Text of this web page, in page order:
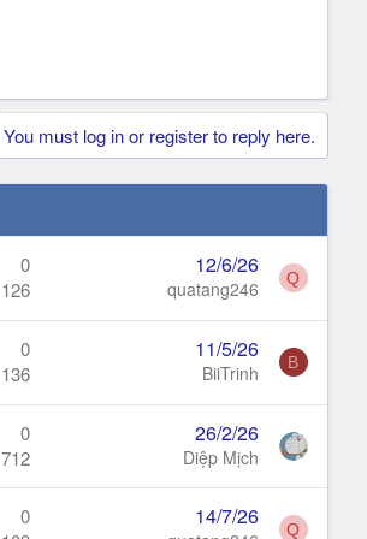
You must log in or register to reply here.
0
126
12/6/26
quatang246 Q
0
136
11/5/26
BiiTrinh B
0
712
26/2/26
Diệp Mịch
0
14/7/26 Q